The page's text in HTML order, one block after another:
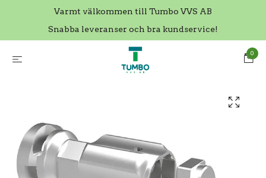
Varmt välkommen till Tumbo VVS AB
Snabba leveranser och bra kundservice!
0